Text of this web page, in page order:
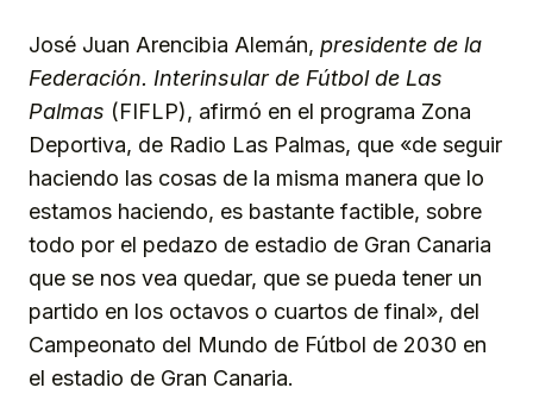
José Juan Arencibia Alemán, presidente de la
Federación. Interinsular de Fútbol de Las
Palmas (FIFLP), afirmó en el programa Zona
Deportiva, de Radio Las Palmas, que «de seguir
haciendo las cosas de la misma manera que lo
estamos haciendo, es bastante factible, sobre
todo por el pedazo de estadio de Gran Canaria
que se nos vea quedar, que se pueda tener un
partido en los octavos o cuartos de final», del
Campeonato del Mundo de Fútbol de 2030 en
el estadio de Gran Canaria.